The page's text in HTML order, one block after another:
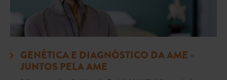
GENÉTICA E DIAGNÓSTICO DA AME -
JUNTOS PELA AME